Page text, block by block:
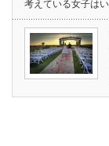
考えている女子は